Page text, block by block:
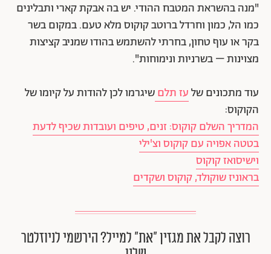
"מנה בהשראת המטבח ההודי. יש בה אבקת קארי ותבלינים
כמו הל, כמון וחרדל ברוטב קוקוס מלא טעם. במקום בשר
בקר או עוף טחון, בחרתי להשתמש בהודו שמניב קציצות
מצוינות – בשרניות ונימוחות".
עוד מתכונים שלעז תלםשיגרמו לכן להודות על קיומו של
הקוקוס:
המדריך השלם קוקוס: זנים, טיפים ועובדות שכיף לדעת
בטטה אפויה עם קוקוס וצ'ילי
וישיסואז קוקוס
בראוניז שוקולד, קוקוס ושקדים
רוצה לקבל את מגזין ״את״ למייל? הירשמי לניוזלטר